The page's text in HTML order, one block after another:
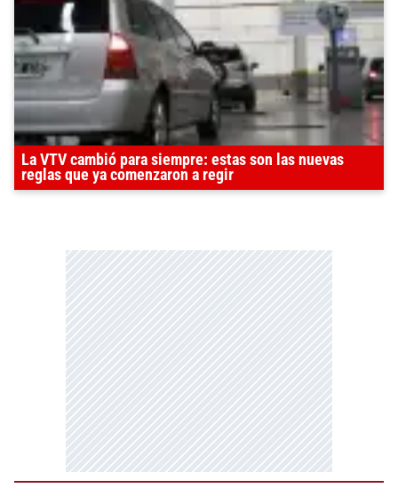
La VTV cambió para siempre: estas son las nuevas
reglas que ya comenzaron a regir